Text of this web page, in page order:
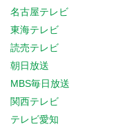
名古屋テレビ
東海テレビ
読売テレビ
朝日放送
MBS毎日放送
関西テレビ
テレビ愛知